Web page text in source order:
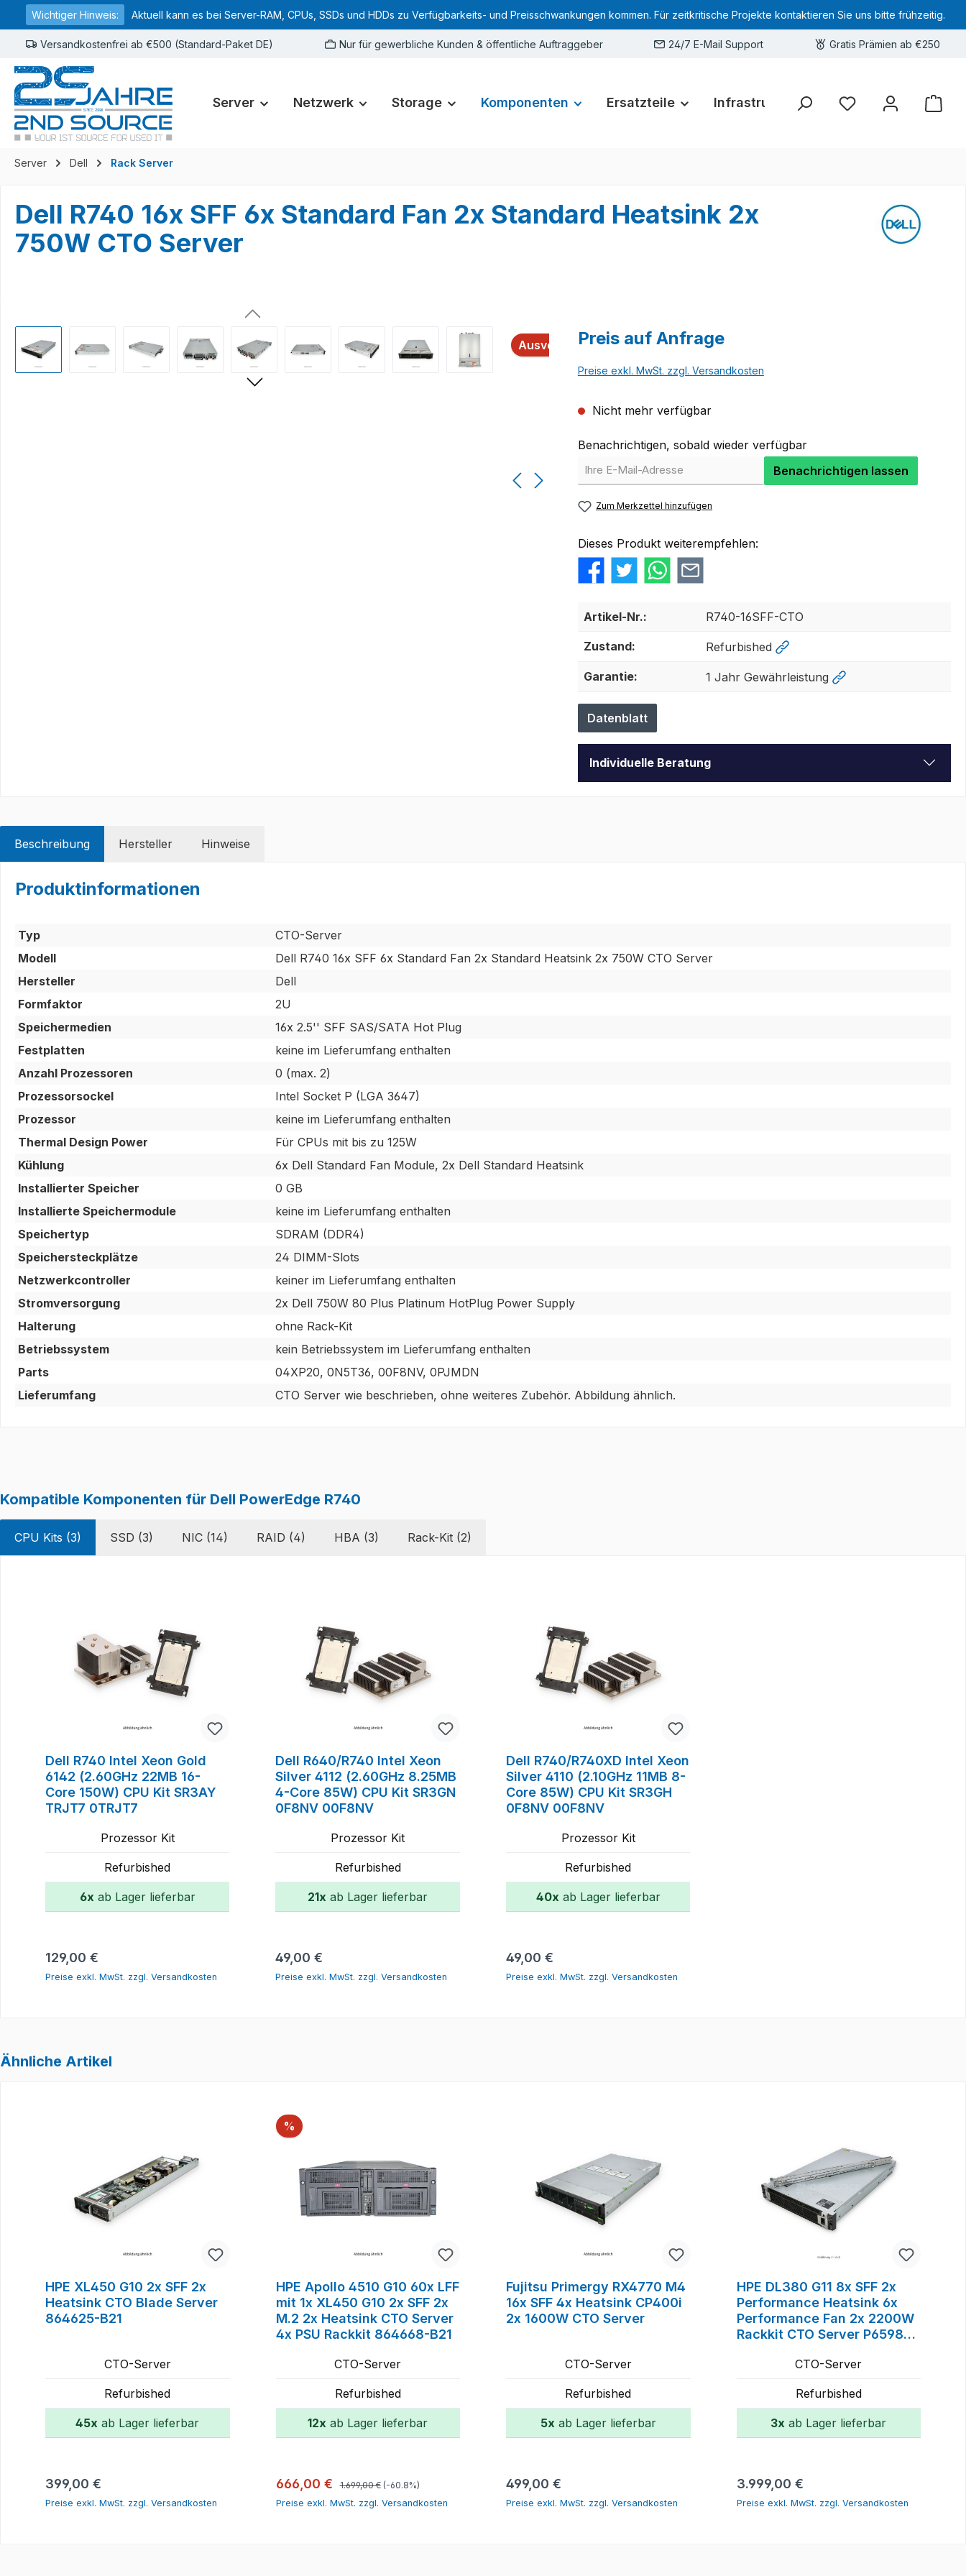
Zur Hauptnavigation springen
Wichtiger Hinweis: Aktuell kann es bei Server-RAM, CPUs, SSDs und HDDs zu Verfügbarkeits- und Preisschwankungen kommen. Für zeitkritische Projekte kontaktieren Sie uns bitte frühzeitig.
Versandkostenfrei ab €500 (Standard-Paket DE) Nur für gewerbliche Kunden & öffentliche Auftraggeber 24/7 E-Mail Support Gratis Prämien ab €250
Server Netzwerk Storage Komponenten Ersatzteile Infrastruktur Hardware-Deals
Sie haben 0 Produkte
Server Dell Rack Server
Dell R740 16x SFF 6x Standard Fan 2x Standard Heatsink 2x
750W CTO Server
AusverkauftPreis auf Anfrage
Preise exkl. MwSt. zzgl. Versandkosten
Nicht mehr verfügbar
Benachrichtigen, sobald wieder verfügbar
Benachrichtigen lassen
Zum Merkzettel hinzufügen
Dieses Produkt weiterempfehlen:
Artikel-Nr.: R740-16SFF-CTO
Zustand: Refurbished
Garantie: 1 Jahr Gewährleistung
Datenblatt
Individuelle Beratung
Beschreibung Hersteller Hinweise
Produktinformationen
Typ
CTO-Server
Modell
Dell R740 16x SFF 6x Standard Fan 2x Standard Heatsink 2x 750W CTO Server
Hersteller
Dell
Formfaktor
2U
Speichermedien
16x 2.5'' SFF SAS/SATA Hot Plug
Festplatten
keine im Lieferumfang enthalten
Anzahl Prozessoren
0 (max. 2)
Prozessorsockel
Intel Socket P (LGA 3647)
Prozessor
keine im Lieferumfang enthalten
Thermal Design Power
Für CPUs mit bis zu 125W
Kühlung
6x Dell Standard Fan Module, 2x Dell Standard Heatsink
Installierter Speicher
0 GB
Installierte Speichermodule
keine im Lieferumfang enthalten
Speichertyp
SDRAM (DDR4)
Speichersteckplätze
24 DIMM-Slots
Netzwerkcontroller
keiner im Lieferumfang enthalten
Stromversorgung
2x Dell 750W 80 Plus Platinum HotPlug Power Supply
Halterung
ohne Rack-Kit
Betriebssystem
kein Betriebssystem im Lieferumfang enthalten
Parts
04XP20, 0N5T36, 00F8NV, 0PJMDN
Lieferumfang
CTO Server wie beschrieben, ohne weiteres Zubehör. Abbildung ähnlich.
Kompatible Komponenten für Dell PowerEdge R740
CPU Kits (3) SSD (3) NIC (14) RAID (4) HBA (3) Rack-Kit (2)
Dell R740 Intel Xeon Gold
6142 (2.60GHz 22MB 16-
Core 150W) CPU Kit SR3AY
TRJT7 0TRJT7
Prozessor Kit
Refurbished
6x ab Lager lieferbar
Regulärer Preis:
129,00 €
Preise exkl. MwSt. zzgl. Versandkosten
In den Warenkorb
Dell R640/R740 Intel Xeon
Silver 4112 (2.60GHz 8.25MB
4-Core 85W) CPU Kit SR3GN
0F8NV 00F8NV
Prozessor Kit
Refurbished
21x ab Lager lieferbar
Regulärer Preis:
49,00 €
Preise exkl. MwSt. zzgl. Versandkosten
Dell R740/R740XD Intel Xeon
Silver 4110 (2.10GHz 11MB 8-
Core 85W) CPU Kit SR3GH
0F8NV 00F8NV
Prozessor Kit
Refurbished
40x ab Lager lieferbar
Regulärer Preis:
49,00 €
Preise exkl. MwSt. zzgl. Versandkosten
Ähnliche Artikel
HPE XL450 G10 2x SFF 2x
Heatsink CTO Blade Server
864625-B21
CTO-Server
Refurbished
45x ab Lager lieferbar
Regulärer Preis:
399,00 €
Preise exkl. MwSt. zzgl. Versandkosten
In den Warenkorb
% Rabatt
HPE Apollo 4510 G10 60x LFF
mit 1x XL450 G10 2x SFF 2x
M.2 2x Heatsink CTO Server
4x PSU Rackkit 864668-B21
CTO-Server
Refurbished
12x ab Lager lieferbar
Verkaufspreis:
666,00 € Regulärer Preis:
1.699,00 € (-60.8%)
Preise exkl. MwSt. zzgl. Versandkosten
In den Warenkorb
Fujitsu Primergy RX4770 M4
16x SFF 4x Heatsink CP400i
2x 1600W CTO Server
CTO-Server
Refurbished
5x ab Lager lieferbar
Regulärer Preis:
499,00 €
Preise exkl. MwSt. zzgl. Versandkosten
In den Warenkorb
HPE DL380 G11 8x SFF 2x
Performance Heatsink 6x
Performance Fan 2x 2200W
Rackkit CTO Server P65984-
001, P48818-B21, P44712-
CTO-Server
Refurbished
3x ab Lager lieferbar
Regulärer Preis:
3.999,00 €
Preise exkl. MwSt. zzgl. Versandkosten
In den Warenkorb